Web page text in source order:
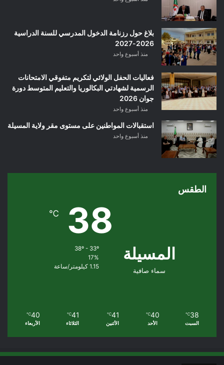
بلاغ حول رزنامة الدخول المدرسي للسنة الدراسية
2026-2027
منذ أسبوع واحد
فعاليات الحفل الولائي لتكريم متفوقي الامتحانات
الرسمية لشهادتي البكالوريا والتعليم المتوسط دورة
جوان 2026
منذ أسبوع واحد
استقبالات المواطنين على مستوى مقر ولاية المسيلة
منذ أسبوع واحد
الطقس
المسيلة
سماء صافية
38
℃
38º - 33º
17%
1.15 كيلومتر/ساعة
38
℃
السبت
40
℃
الأحد
41
℃
الأثنين
41
℃
الثلاثاء
40
℃
الأربعاء